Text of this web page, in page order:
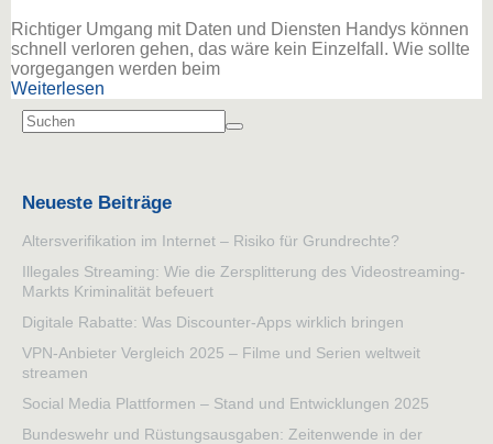
Richtiger Umgang mit Daten und Diensten Handys können
schnell verloren gehen, das wäre kein Einzelfall. Wie sollte
vorgegangen werden beim
Weiterlesen
Neueste Beiträge
Altersverifikation im Internet – Risiko für Grundrechte?
Illegales Streaming: Wie die Zersplitterung des Videostreaming-
Markts Kriminalität befeuert
Digitale Rabatte: Was Discounter-Apps wirklich bringen
VPN-Anbieter Vergleich 2025 – Filme und Serien weltweit
streamen
Social Media Plattformen – Stand und Entwicklungen 2025
Bundeswehr und Rüstungsausgaben: Zeitenwende in der